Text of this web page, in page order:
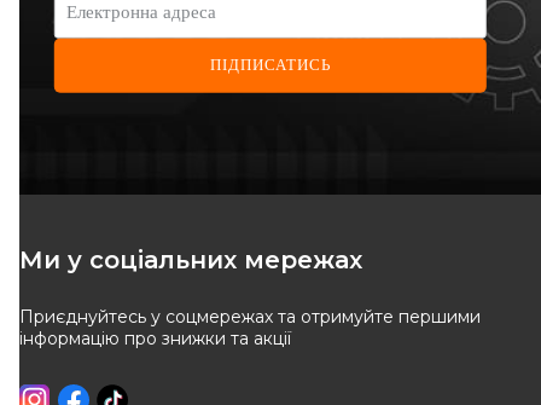
Renault Kangoo
142 грн
КУПИТИ
правий) 1440/1080 (800kg)
344 грн
КУПИТИ
Електронна адреса
ПІДПИСАТИСЬ
Ми у соціальних мережах
Приєднуйтесь у соцмережах та отримуйте першими
інформацію про знижки та акції